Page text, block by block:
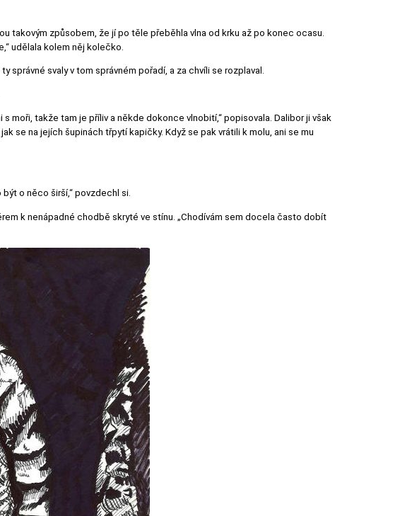
takovým způsobem, že jí po těle přeběhla vlna od krku až po konec ocasu.
udělala kolem něj kolečko.
svaly v tom správném pořadí, a za chvíli se rozplaval.
moři, takže tam je příliv a někde dokonce vlnobití,“ popisovala. Dalibor ji však
se na jejích šupinách třpytí kapičky. Když se pak vrátili k molu, ani se mu
o něco širší,“ povzdechl si.
k nenápadné chodbě skryté ve stínu. „Chodívám sem docela často dobít